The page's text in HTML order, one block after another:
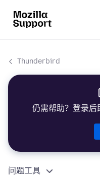
Thunderbird
仍需帮助？登录后
问题工具